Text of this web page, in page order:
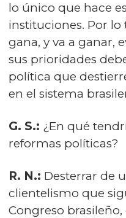
lo único que hace
instituciones. Por lo
gana, y va a ganar,
sus prioridades
política que
en el sistema
G. S.: ¿En qué
reformas políticas?
R. N.: Desterrar de
clientelismo que
Congreso